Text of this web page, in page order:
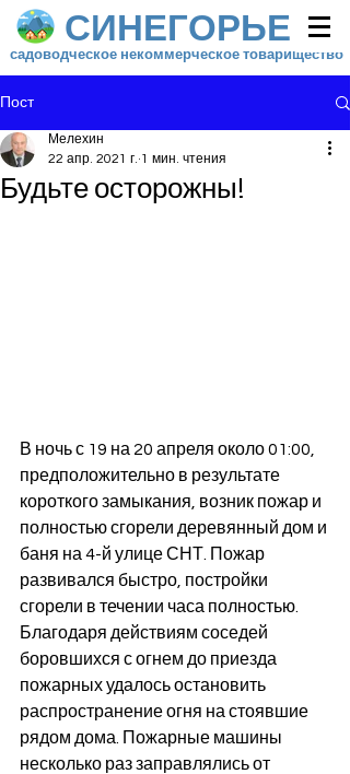
СИНЕГОРЬЕ
садоводческое некоммерческое товарищество
Пост
Будьте осторожны!
Мелехин
22 апр. 2021 г. 1 мин. чтения
В ночь с 19 на 20 апреля около 01:00,
предположительно в результате
короткого замыкания, возник пожар и
полностью сгорели деревянный дом и
баня на 4-й улице СНТ. Пожар
развивался быстро, постройки
сгорели в течении часа полностью.
Благодаря действиям соседей
боровшихся с огнем до приезда
пожарных удалось остановить
распространение огня на стоявшие
рядом дома. Пожарные машины
несколько раз заправлялись от